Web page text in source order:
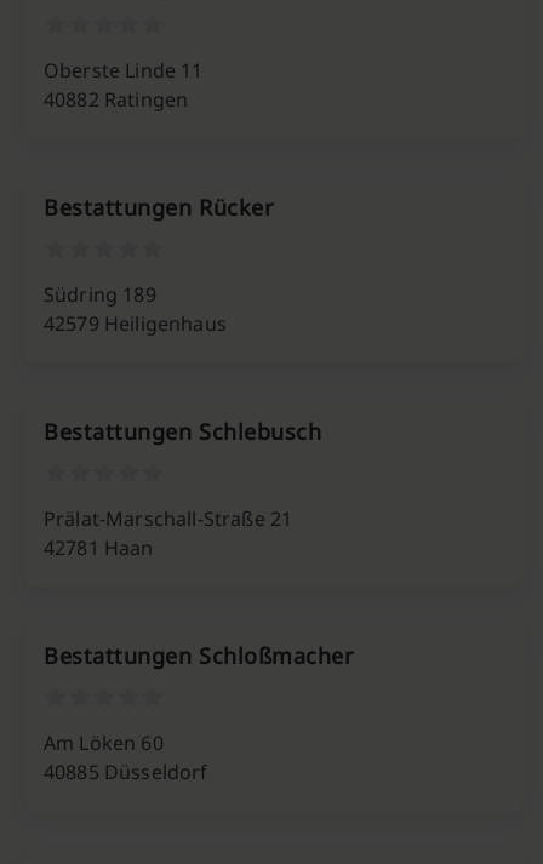
Oberste Linde 11
40882 Ratingen
Bestattungen Rücker
Südring 189
42579 Heiligenhaus
Bestattungen Schlebusch
Prälat-Marschall-Straße 21
42781 Haan
Bestattungen Schloßmacher
Am Löken 60
40885 Düsseldorf